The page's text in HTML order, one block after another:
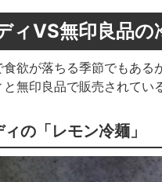
ィVS無印良品
欲が落ちる季節でもあ
無印良品で販売されてい
の「レモン冷麺」